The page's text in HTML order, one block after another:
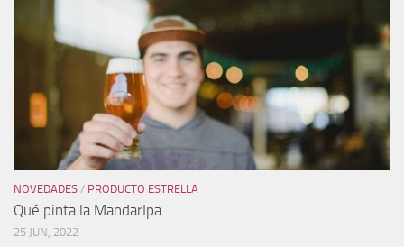
NOVEDADES / PRODUCTO ESTRELLA
Qué pinta la MandarIpa
25 JUN, 2022